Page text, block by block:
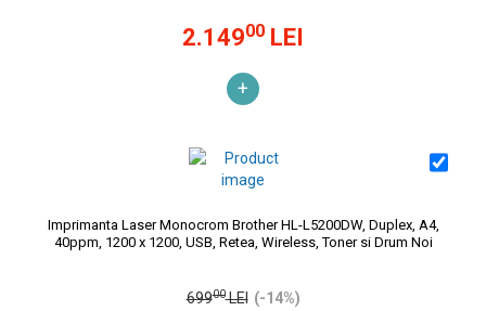
2.14900 LEI
+
Imprimanta Laser Monocrom Brother HL-L5200DW, Duplex, A4,
40ppm, 1200 x 1200, USB, Retea, Wireless, Toner si Drum Noi
69900LEI (-14%)